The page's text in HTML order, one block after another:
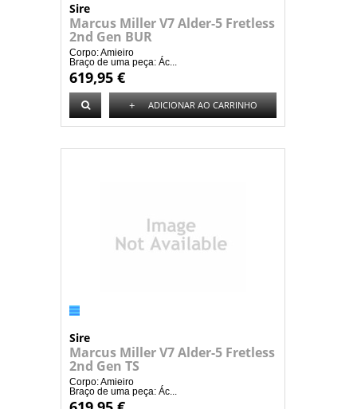
Sire
Marcus Miller V7 Alder-5 Fretless
2nd Gen BUR
Corpo: Amieiro
Braço de uma peça: Ác...
619,95 €
+ ADICIONAR AO CARRINHO
Sire
Marcus Miller V7 Alder-5 Fretless
2nd Gen TS
Corpo: Amieiro
Braço de uma peça: Ác...